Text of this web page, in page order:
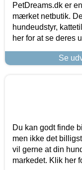
PetDreams.dk er
mærket netbutik.
hundeudstyr,
her for at se deres
Se
Du kan godt finde
men ikke det
vil gerne at din
markedet. Klik her